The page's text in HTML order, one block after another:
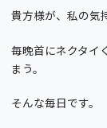
貴方様が、私の気
毎晩首にネクタイ
まう。
そんな毎日です。